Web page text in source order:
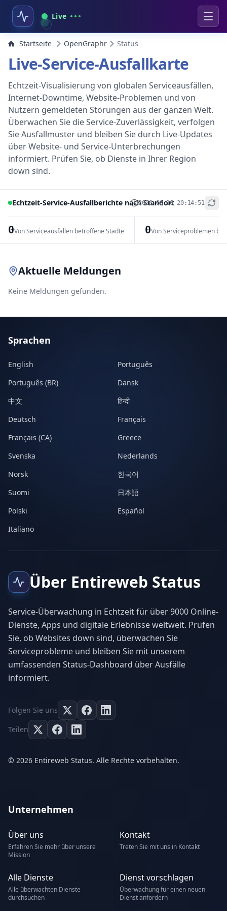
Live
Startseite OpenGraphr Status
Live-Service-Ausfallkarte
Echtzeit-Visualisierung von globalen Serviceausfällen,
Internet-Downtime, Website-Problemen und von
Nutzern gemeldeten Störungen aus der ganzen Welt.
Überwachen Sie die Service-Zuverlässigkeit, verfolgen
Sie Ausfallmuster und bleiben Sie durch Live-Updates
über Website- und Service-Unterbrechungen
informiert. Prüfen Sie, ob Dienste in Ihrer Region
down sind.
Echtzeit-Service-Ausfallberichte nach Standort
2026-08-10 20:14:51
0Von Serviceausfällen betroffene Städte 0Von Serviceproblemen
+
Aktuelle Meldungen
Keine Meldungen gefunden.
Sprachen
English
Português
Português (BR)
Dansk
中文
हिन्दी
Deutsch
Français
Français (CA)
Greece
Svenska
Nederlands
Norsk
한국어
Suomi
日本語
Polski
Español
Italiano
Über Entireweb Status
Service-Überwachung in Echtzeit für über 9000 Online-
Dienste, Apps und digitale Erlebnisse weltweit. Prüfen
Sie, ob Websites down sind, überwachen Sie
Serviceprobleme und bleiben Sie mit unserem
umfassenden Status-Dashboard über Ausfälle
informiert.
Folgen Sie uns
Teilen
© 2026 Entireweb Status. Alle Rechte vorbehalten.
Unternehmen
Über uns
Erfahren Sie mehr über unsere
Mission
Kontakt
Treten Sie mit uns in Kontakt
Alle Dienste
Alle überwachten Dienste
durchsuchen
Dienst vorschlagen
Überwachung für einen neuen
Dienst anfordern